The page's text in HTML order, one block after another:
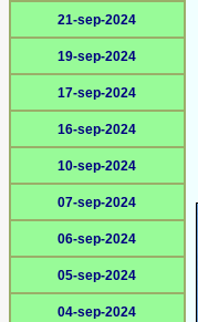
21-sep-2024
19-sep-2024
17-sep-2024
16-sep-2024
10-sep-2024
07-sep-2024
06-sep-2024
05-sep-2024
04-sep-2024